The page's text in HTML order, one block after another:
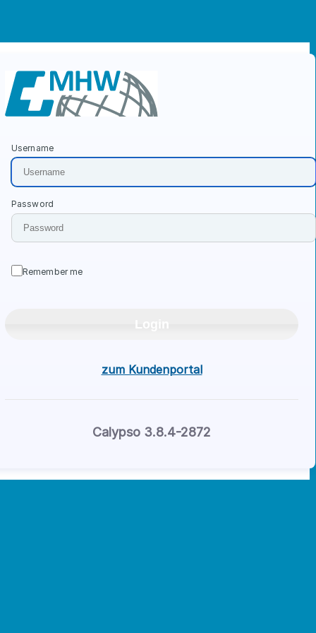
Login-Formular
Username
Password
Remember me
Login
zum Kundenportal
Calypso 3.8.4-2872